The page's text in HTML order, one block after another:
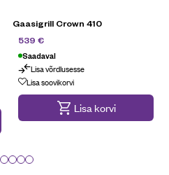
Gaasigrill Crown 410
539 €
Saadaval
Maksa 3 osas
Lisa võrdlusesse
Lisa soovikorvi
Lisa korvi